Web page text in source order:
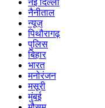
नई दिल्ली
नैनीताल
न्यूज़
पिथौरागढ़
पुलिस
बिहार
भारत
मनोरंजन
मसूरी
मुंबई